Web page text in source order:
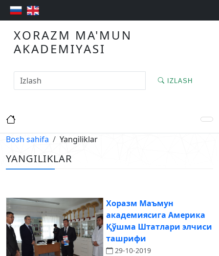
XORAZM MA'MUN
AKADEMIYASI
IZLASH
Bosh sahifa Yangiliklar
YANGILIKLAR
Хоразм Маъмун
академиясига Америка
Қўшма Штатлари элчиси
ташрифи
29-10-2019